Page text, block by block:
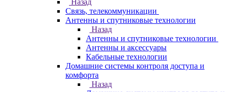
Назад
Связь, телекоммуникации
Антенны и спутниковые технологии
Назад
Антенны и спутниковые технологии
Антенны и аксессуары
Кабельные технологии
Домашние системы контроля доступа и
комфорта
Назад